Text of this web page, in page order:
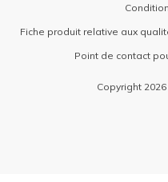
Fiche produit relative aux
Point de contact
Copyright 2026